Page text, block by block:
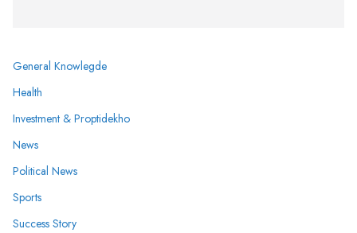
General Knowlegde
Health
Investment & Proptidekho
News
Political News
Sports
Success Story